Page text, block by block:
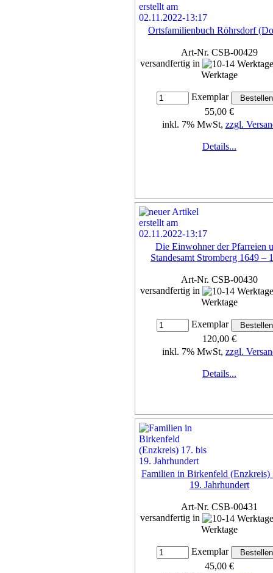
Ortsfamilienbuch Röhrsdorf
Art-Nr. CSB-00429
versandfertig in
Werktage
Exemplar
55,00 €
inkl. 7% MwSt, zzgl.
Details...
Die Einwohner der Pfarreien
Standesamt Stromberg 1649 –
Art-Nr. CSB-00430
versandfertig in
Werktage
Exemplar
120,00 €
inkl. 7% MwSt, zzgl.
Details...
Familien in Birkenfeld (Enzkreis)
19. Jahrhundert
Art-Nr. CSB-00431
versandfertig in
Werktage
Exemplar
45,00 €